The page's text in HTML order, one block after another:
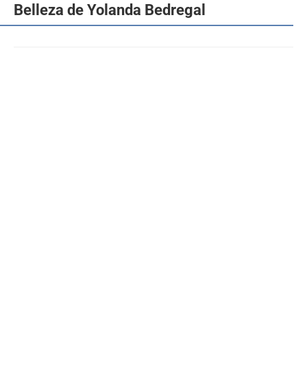
Belleza de Yolanda Bedregal